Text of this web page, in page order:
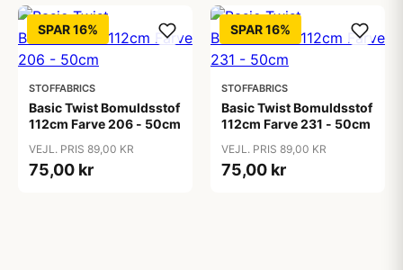
SPAR 16%
STOFFABRICS
Basic Twist Bomuldsstof
112cm Farve 206 - 50cm
VEJL. PRIS 89,00 KR
75,00 kr
SPAR 16%
STOFFABRICS
Basic Twist Bomuldsstof
112cm Farve 231 - 50cm
VEJL. PRIS 89,00 KR
75,00 kr